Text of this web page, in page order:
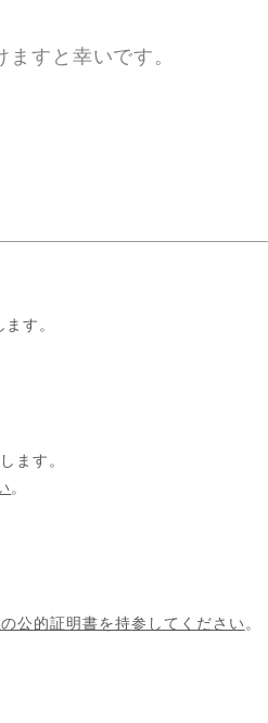
すと幸いです。
す。
ます。
。
公的証明書を持参してください 。